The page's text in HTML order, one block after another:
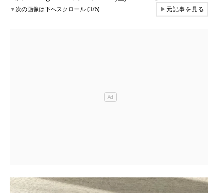
▼次の画像は下へスクロール (3/6) ▶元記事を見る